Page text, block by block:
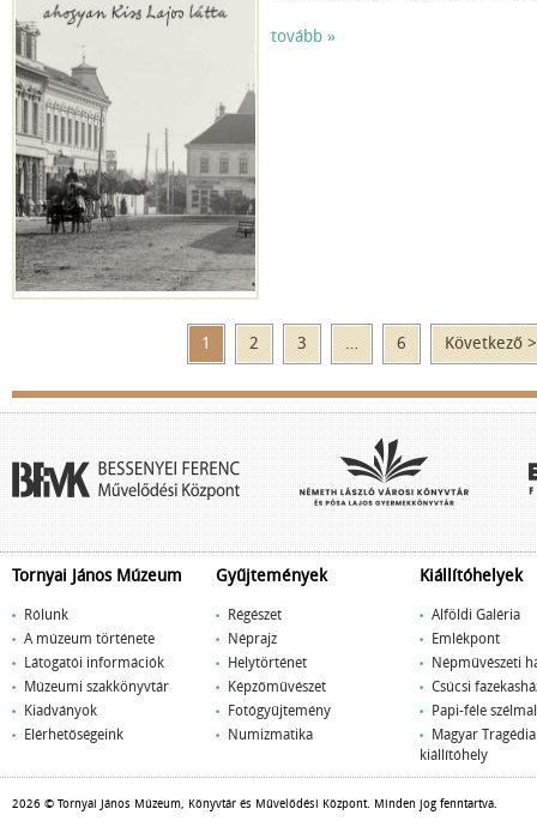
tovább »
1 2 3 … 6 Következő >
Tornyai János Múzeum
Rólunk
A múzeum története
Látogatói információk
Múzeumi szakkönyvtár
Kiadványok
Elérhetőségeink
Gyűjtemények
Régészet
Néprajz
Helytörténet
Képzőművészet
Fotógyűjtemény
Numizmatika
Kiállítóhelyek
Alföldi Galéria
Emlékpont
Népművészeti
Csúcsi
Papi-féle
Magyar
kiállítóhely
2026 © Tornyai János Múzeum, Könyvtár és Művelődési Központ. Minden jog fenntartva.